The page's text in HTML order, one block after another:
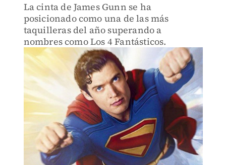
La cinta de James Gunn se ha
posicionado como una de las más
taquilleras del año superando a
nombres como Los 4 Fantásticos.